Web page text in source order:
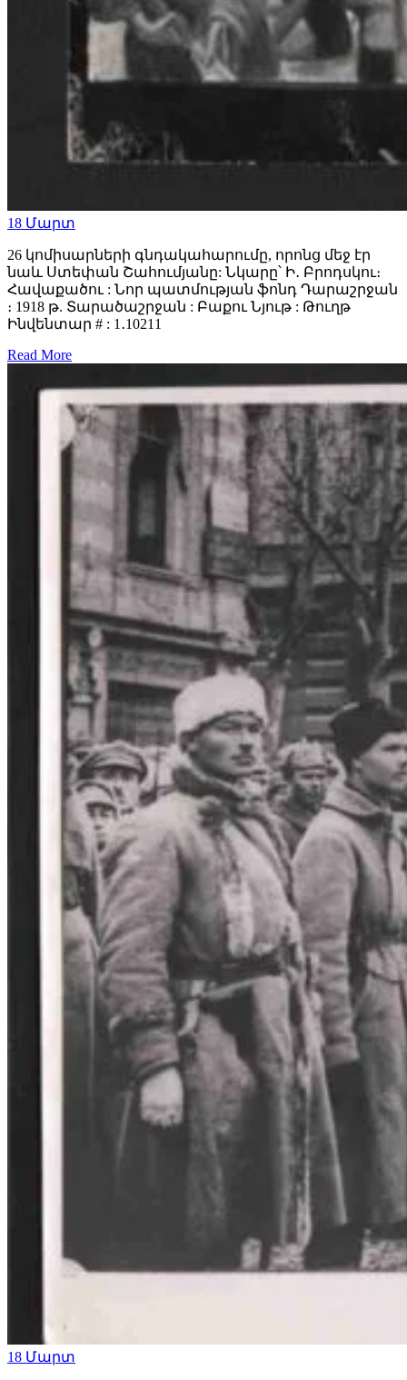
18 Մարտ
26 կոմիսարների գնդակահարումը, որոնց մեջ էր
նաև Ստեփան Շահումյանը: Նկարը՝ Ի․ Բրոդսկու։
Հավաքածու : Նոր պատմության ֆոնդ Դարաշրջան
։ 1918 թ. Տարածաշրջան : Բաքու Նյութ : Թուղթ
Ինվենտար # : 1․10211
Read More
18 Մարտ